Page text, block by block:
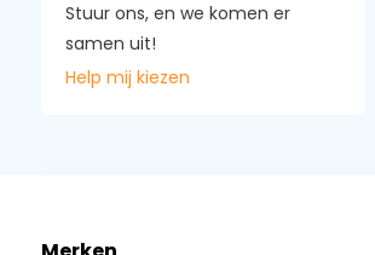
Stuur ons, en we komen er
samen uit!
Help mij kiezen